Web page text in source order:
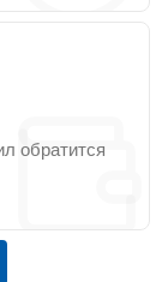
обратится